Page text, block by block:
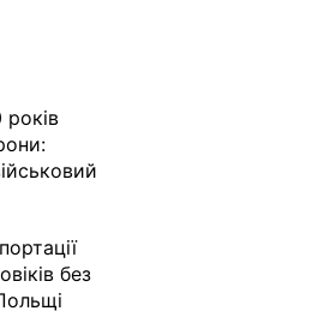
років
без